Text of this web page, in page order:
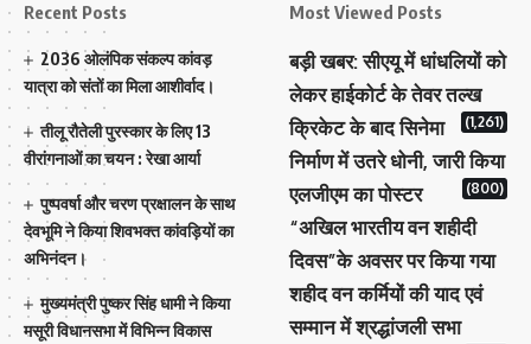
Recent Posts
2036 ओलंपिक संकल्प कांवड़
यात्रा को संतों का मिला आशीर्वाद।
तीलू रौतेली पुरस्कार के लिए 13
वीरांगनाओं का चयन : रेखा आर्या
पुष्पवर्षा और चरण प्रक्षालन के साथ
देवभूमि ने किया शिवभक्त कांवड़ियों का
अभिनंदन।
मुख्यमंत्री पुष्कर सिंह धामी ने किया
मसूरी विधानसभा में विभिन्न विकास
Most Viewed Posts
बड़ी खबर: सीएयू में धांधलियों को
लेकर हाईकोर्ट के तेवर तल्ख
(1,261)
क्रिकेट के बाद सिनेमा
निर्माण में उतरे धोनी, जारी किया
एलजीएम का पोस्टर
(800)
“अखिल भारतीय वन शहीदी
दिवस”के अवसर पर किया गया
शहीद वन कर्मियों की याद एवं
सम्मान में श्रद्धांजली सभा